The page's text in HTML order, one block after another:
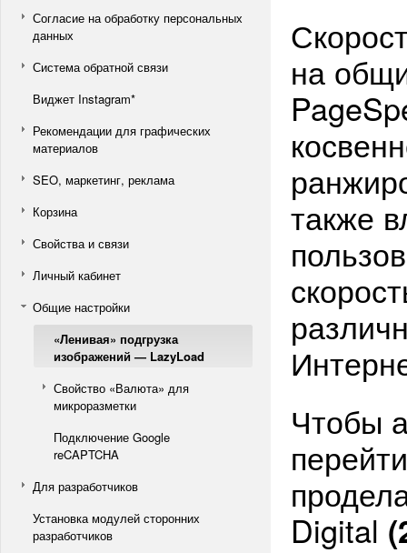
Согласие на обработку персональных
данных
Система обратной связи
Виджет Instagram*
Рекомендации для графических
материалов
SEO, маркетинг, реклама
Корзина
Свойства и связи
Личный кабинет
Общие настройки
«Ленивая» подгрузка
изображений — LazyLoad
Свойство «Валюта» для
микроразметки
Подключение Google
reCAPTCHA
Для разработчиков
Установка модулей сторонних
разработчиков
на
также
Чтобы
Digital